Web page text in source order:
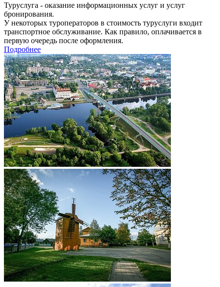
Туруслуга - оказание информационных услуг и услуг
бронирования.
У некоторых туроператоров в стоимость туруслуги входит
транспортное обслуживание. Как правило, оплачивается в
первую очередь после оформления.
Подробнее